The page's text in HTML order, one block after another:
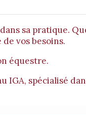
sa pratique.
vos besoins.
équestre.
IGA, spécialisé